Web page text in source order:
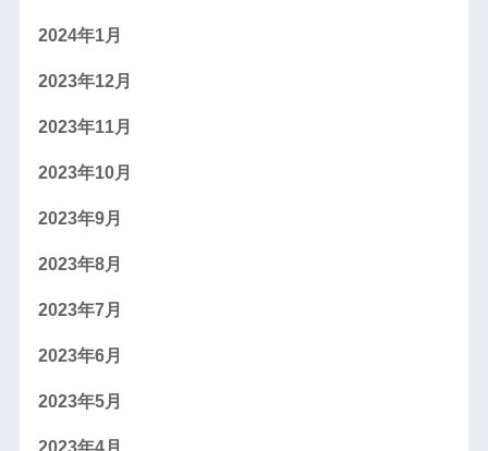
2024年1月
2023年12月
2023年11月
2023年10月
2023年9月
2023年8月
2023年7月
2023年6月
2023年5月
2023年4月